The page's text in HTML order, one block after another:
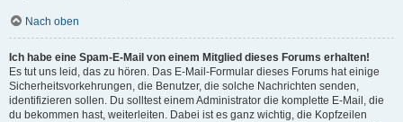
Nach oben
Ich habe eine Spam-E-Mail von einem Mitglied dieses Forums erhalten!
Es tut uns leid, das zu hören. Das E-Mail-Formular dieses Forums hat einige
Sicherheitsvorkehrungen, die Benutzer, die solche Nachrichten senden,
identifizieren sollen. Du solltest einem Administrator die komplette E-Mail, die
du bekommen hast, weiterleiten. Dabei ist es ganz wichtig, die Kopfzeilen